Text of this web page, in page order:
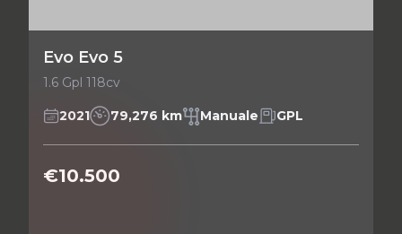
Evo Evo 5
1.6 Gpl 118cv
2021 79,276 km Manuale GPL
€10.500